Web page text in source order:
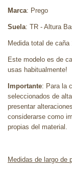
Marca: Prego
Suela: TR - Altura
Medida total de
Este modelo es de
usas habitualmente!
Importante: Para la
seleccionados de
presentar
considerarse como
propias del material.
Medidas de largo de